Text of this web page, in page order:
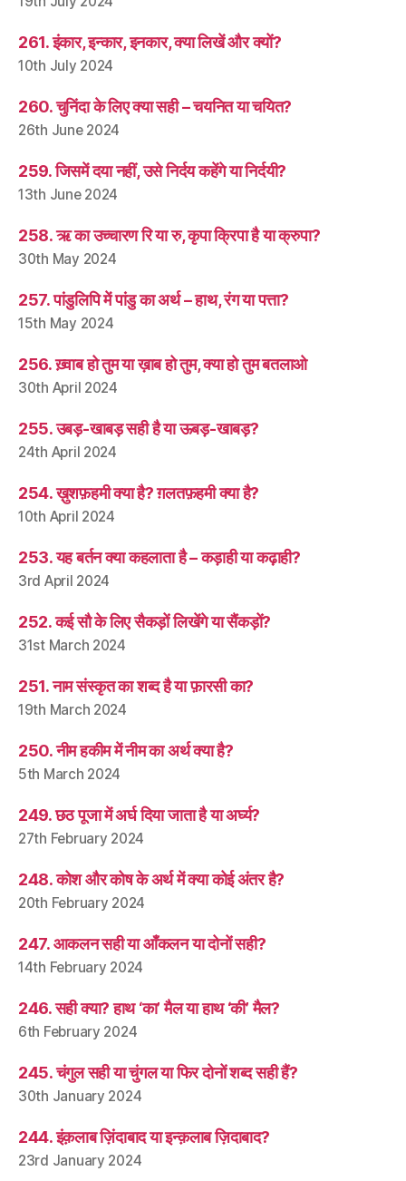
261. इंकार, इन्कार, इनकार, क्या लिखें और क्यों?
10th July 2024
260. चुनिंदा के लिए क्या सही – चयनित या चयित?
26th June 2024
259. जिसमें दया नहीं, उसे निर्दय कहेंगे या निर्दयी?
13th June 2024
258. ऋ का उच्चारण रि या रु, कृपा क्रिपा है या क्रुपा?
30th May 2024
257. पांडुलिपि में पांडु का अर्थ – हाथ, रंग या पत्ता?
15th May 2024
256. ख़्वाब हो तुम या ख़ाब हो तुम, क्या हो तुम बतलाओ
30th April 2024
255. उबड़-खाबड़ सही है या ऊबड़-खाबड़?
24th April 2024
254. ख़ुशफ़हमी क्या है? ग़लतफ़हमी क्या है?
10th April 2024
253. यह बर्तन क्या कहलाता है – कड़ाही या कढ़ाही?
3rd April 2024
252. कई सौ के लिए सैकड़ों लिखेंगे या सैंकड़ों?
31st March 2024
251. नाम संस्कृत का शब्द है या फ़ारसी का?
19th March 2024
250. नीम हकीम में नीम का अर्थ क्या है?
5th March 2024
249. छठ पूजा में अर्घ दिया जाता है या अर्घ्य?
27th February 2024
248. कोश और कोष के अर्थ में क्या कोई अंतर है?
20th February 2024
247. आकलन सही या आँकलन या दोनों सही?
14th February 2024
246. सही क्या? हाथ ‘का’ मैल या हाथ ‘की’ मैल?
6th February 2024
245. चंगुल सही या चुंगल या फिर दोनों शब्द सही हैं?
30th January 2024
244. इंक़लाब ज़िंदाबाद या इन्क़लाब ज़िदाबाद?
23rd January 2024